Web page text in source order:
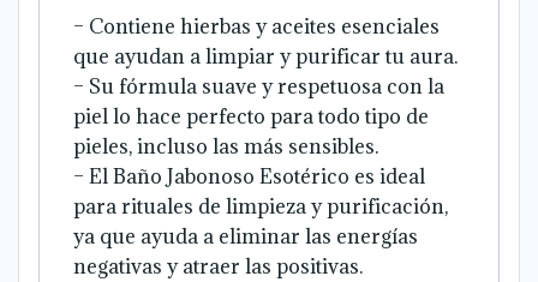
– Contiene hierbas y aceites esenciales
que ayudan a limpiar y purificar tu aura.
– Su fórmula suave y respetuosa con la
piel lo hace perfecto para todo tipo de
pieles, incluso las más sensibles.
– El Baño Jabonoso Esotérico es ideal
para rituales de limpieza y purificación,
ya que ayuda a eliminar las energías
negativas y atraer las positivas.